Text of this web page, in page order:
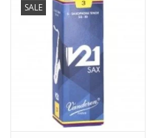
SALE